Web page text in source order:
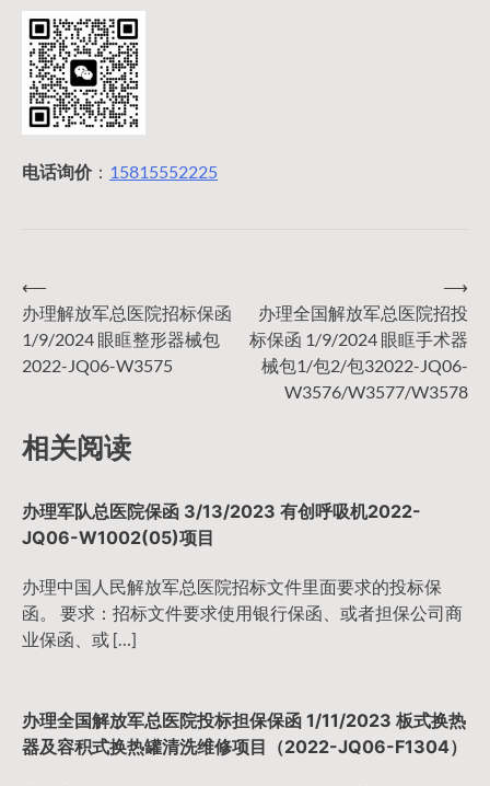
电话询价： 15815552225
文
章
导
⟵
办理解放军总医院招标保函
1/9/2024 眼眶整形器械包
2022-JQ06-W3575
办理全国解放军总医院招投
标保函 1/9/2024 眼眶手术器
械包1/包2/包32022-JQ06-
W3576/W3577/W3578
⟶
相关阅读
办理军队总医院保函 3/13/2023 有创呼吸机2022-
JQ06-W1002(05)项目
办理中国人民解放军总医院招标文件里面要求的投标保
函。 要求：招标文件要求使用银行保函、或者担保公司商
业保函、或 […]
办理全国解放军总医院投标担保保函 1/11/2023 板式换热
器及容积式换热罐清洗维修项目（2022-JQ06-F1304）